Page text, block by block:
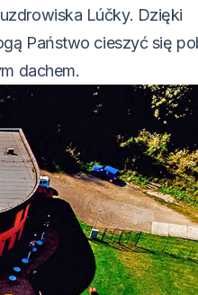
Lúčky. Dzięki
Państwo cieszyć się
dachem.